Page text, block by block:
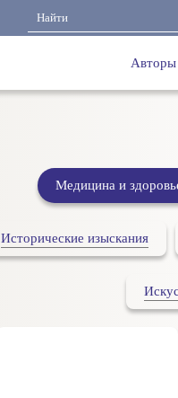
Авторы
Медицина и
Исторические изыскания